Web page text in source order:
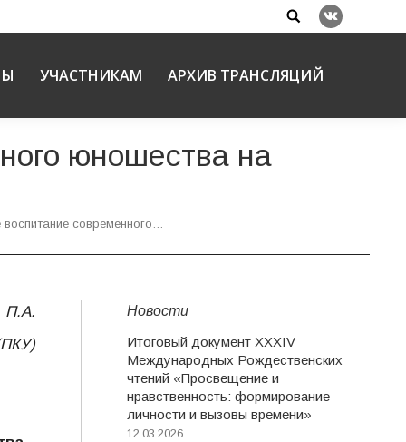
Search:
Вконтакте
УЧАСТНИКАМ АРХИВ ТРАНСЛЯЦИЙ
юношества на
современного…
П.А.
Новости
Итоговый документ XXХIV
Международных Рождественских
чтений «Просвещение и
нравственность: формирование
личности и вызовы времени»
12.03.2026